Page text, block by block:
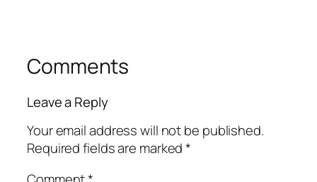
Comments
Leave a Reply
Your email address will not be published.
Required fields are marked*